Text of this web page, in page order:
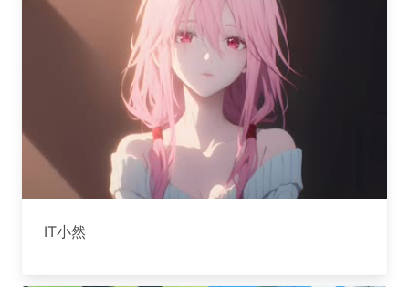
IT小然